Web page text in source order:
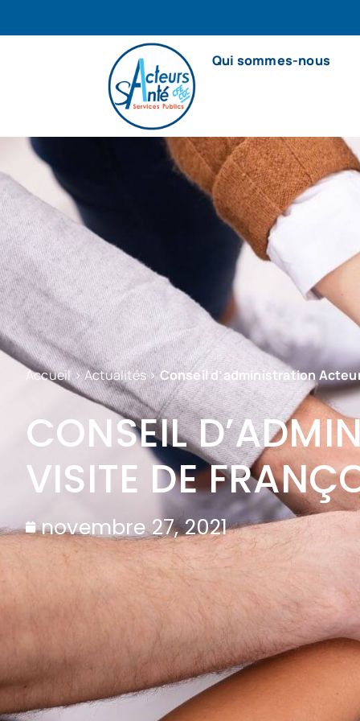
Qui sommes-nous
Accueil>Actualités>Conseil d’administration
CONSEIL
VISITE DE
novembre 27, 2021